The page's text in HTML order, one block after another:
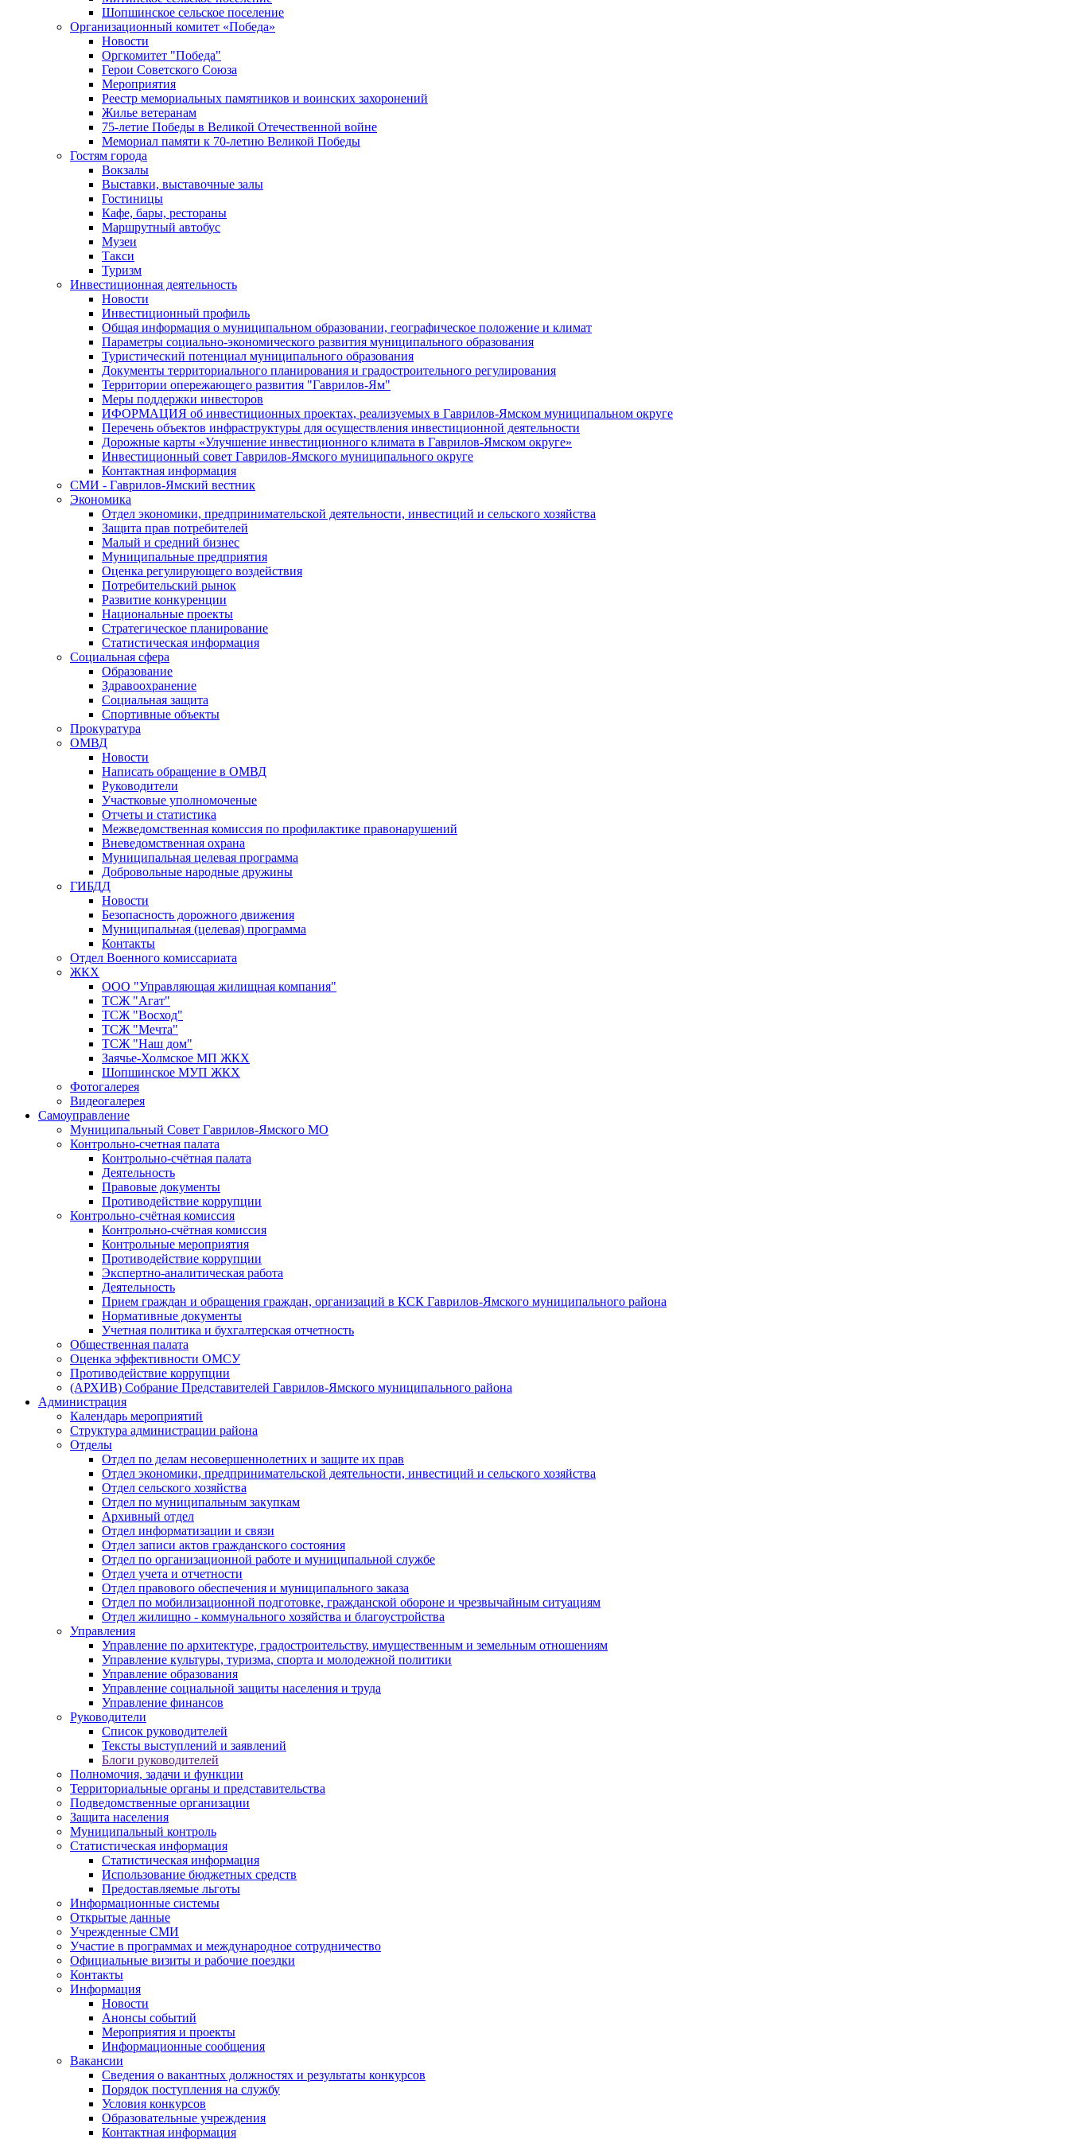
Шопшинское сельское поселение
Организационный комитет «Победа»
Новости
Оргкомитет "Победа"
Герои Советского Союза
Мероприятия
Реестр мемориальных памятников и воинских захоронений
Жилье ветеранам
75-летие Победы в Великой Отечественной войне
Мемориал памяти к 70-летию Великой Победы
Гостям города
Вокзалы
Выставки, выставочные залы
Гостиницы
Кафе, бары, рестораны
Маршрутный автобус
Музеи
Такси
Туризм
Инвестиционная деятельность
Новости
Инвестиционный профиль
Общая информация о муниципальном образовании, географическое положение и климат
Параметры социально-экономического развития муниципального образования
Туристический потенциал муниципального образования
Документы территориального планирования и градостроительного регулирования
Территории опережающего развития "Гаврилов-Ям"
Меры поддержки инвесторов
ИФОРМАЦИЯ об инвестиционных проектах, реализуемых в Гаврилов-Ямском муниципальном округе
Перечень объектов инфраструктуры для осуществления инвестиционной деятельности
Дорожные карты «Улучшение инвестиционного климата в Гаврилов-Ямском округе»
Инвестиционный совет Гаврилов-Ямского муниципального округе
Контактная информация
СМИ - Гаврилов-Ямский вестник
Экономика
Отдел экономики, предпринимательской деятельности, инвестиций и сельского хозяйства
Защита прав потребителей
Малый и средний бизнес
Муниципальные предприятия
Оценка регулирующего воздействия
Потребительский рынок
Развитие конкуренции
Национальные проекты
Стратегическое планирование
Статистическая информация
Социальная сфера
Образование
Здравоохранение
Социальная защита
Спортивные объекты
Прокуратура
ОМВД
Новости
Написать обращение в ОМВД
Руководители
Участковые уполномоченые
Отчеты и статистика
Межведомственная комиссия по профилактике правонарушений
Вневедомственная охрана
Муниципальная целевая программа
Добровольные народные дружины
ГИБДД
Новости
Безопасность дорожного движения
Муниципальная (целевая) программа
Контакты
Отдел Военного комиссариата
ЖКХ
ООО "Управляющая жилищная компания"
ТСЖ "Агат"
ТСЖ "Восход"
ТСЖ "Мечта"
ТСЖ "Наш дом"
Заячье-Холмское МП ЖКХ
Шопшинское МУП ЖКХ
Фотогалерея
Видеогалерея
Самоуправление
Муниципальный Совет Гаврилов-Ямского МО
Контрольно-счетная палата
Контрольно-счётная палата
Деятельность
Правовые документы
Противодействие коррупции
Контрольно-счётная комиссия
Контрольно-счётная комиссия
Контрольные мероприятия
Противодействие коррупции
Экспертно-аналитическая работа
Деятельность
Прием граждан и обращения граждан, организаций в КСК Гаврилов-Ямского муниципального района
Нормативные документы
Учетная политика и бухгалтерская отчетность
Общественная палата
Оценка эффективности ОМСУ
Противодействие коррупции
(АРХИВ) Собрание Представителей Гаврилов-Ямского муниципального района
Администрация
Календарь мероприятий
Структура администрации района
Отделы
Отдел по делам несовершеннолетних и защите их прав
Отдел экономики, предпринимательской деятельности, инвестиций и сельского хозяйства
Отдел сельского хозяйства
Отдел по муниципальным закупкам
Архивный отдел
Отдел информатизации и связи
Отдел записи актов гражданского состояния
Отдел по организационной работе и муниципальной службе
Отдел учета и отчетности
Отдел правового обеспечения и муниципального заказа
Отдел по мобилизационной подготовке, гражданской обороне и чрезвычайным ситуациям
Отдел жилищно - коммунального хозяйства и благоустройства
Управления
Управление по архитектуре, градостроительству, имущественным и земельным отношениям
Управление культуры, туризма, спорта и молодежной политики
Управление образования
Управление социальной защиты населения и труда
Управление финансов
Руководители
Список руководителей
Тексты выступлений и заявлений
Блоги руководителей
Полномочия, задачи и функции
Территориальные органы и представительства
Подведомственные организации
Защита населения
Муниципальный контроль
Статистическая информация
Статистическая информация
Использование бюджетных средств
Предоставляемые льготы
Информационные системы
Открытые данные
Учрежденные СМИ
Участие в программах и международное сотрудничество
Официальные визиты и рабочие поездки
Контакты
Информация
Новости
Анонсы событий
Мероприятия и проекты
Информационные сообщения
Вакансии
Сведения о вакантных должностях и результаты конкурсов
Порядок поступления на службу
Условия конкурсов
Образовательные учреждения
Контактная информация